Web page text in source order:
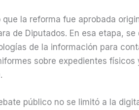
que la reforma fue aprobada
de Diputados. En esa etapa,
de la información para
sobre expedientes
público no se limitó a la